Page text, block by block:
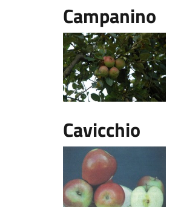
Campanino
Cavicchio